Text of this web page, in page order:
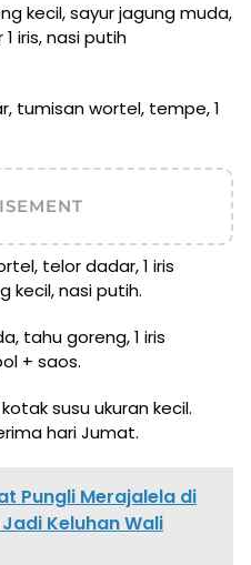
kecil, sayur jagung muda,
iris, nasi putih
tumisan wortel, tempe, 1
telor dadar, 1 iris
kecil, nasi putih.
tahu goreng, 1 iris
+ saos.
susu ukuran kecil.
hari Jumat.
Pungli Merajalela di
Keluhan Wali